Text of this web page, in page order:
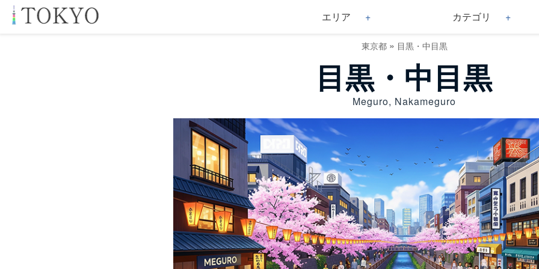
エリア カテゴリ
東京都» 目黒・中目黒
目黒・中目黒
Meguro, Nakameguro